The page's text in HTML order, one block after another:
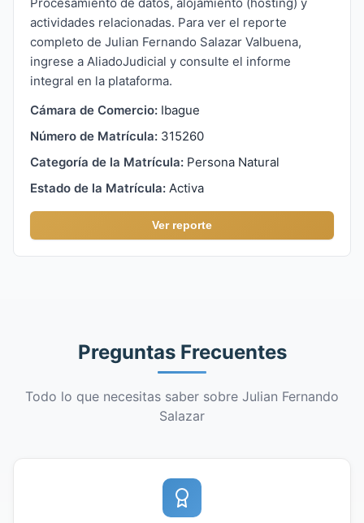
actividades relacionadas. Para ver el reporte
completo de Julian Fernando Salazar Valbuena,
ingrese a AliadoJudicial y consulte el informe
integral en la plataforma.
Cámara de Comercio: Ibague
Número de Matrícula: 315260
Categoría de la Matrícula: Persona Natural
Estado de la Matrícula: Activa
Ver reporte
Preguntas Frecuentes
Todo lo que necesitas saber sobre Julian Fernando
Salazar